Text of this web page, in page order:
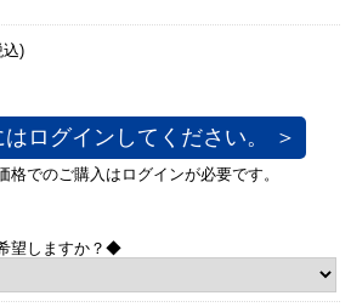
込)
ログインしてください。 ＞
望しますか？◆